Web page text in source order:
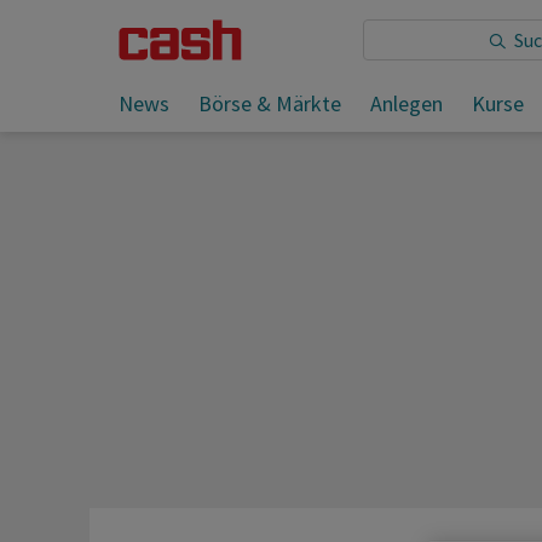
News Börse & Märkte Anlegen Kurse
Sie lesen: